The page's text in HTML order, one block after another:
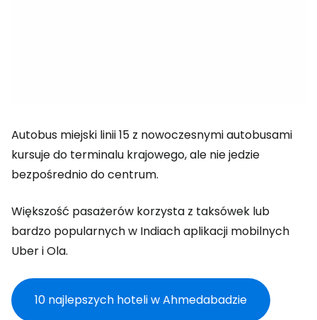
Autobus miejski linii 15 z nowoczesnymi autobusami
kursuje do terminalu krajowego, ale nie jedzie
bezpośrednio do centrum.
Większość pasażerów korzysta z taksówek lub
bardzo popularnych w Indiach aplikacji mobilnych
Uber i Ola.
10 najlepszych hoteli w Ahmedabadzie